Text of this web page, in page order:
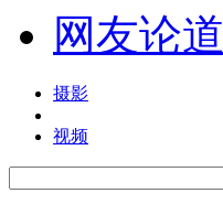
网友论道
摄影
视频